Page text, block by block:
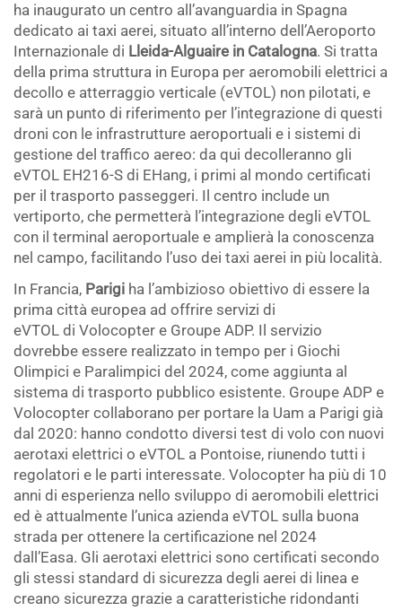
ha inaugurato un centro all’avanguardia in Spagna
dedicato ai taxi aerei, situato all’interno dell’Aeroporto
Internazionale di Lleida-Alguaire in Catalogna. Si tratta
della prima struttura in Europa per aeromobili elettrici a
decollo e atterraggio verticale (eVTOL) non pilotati, e
sarà un punto di riferimento per l’integrazione di questi
droni con le infrastrutture aeroportuali e i sistemi di
gestione del traffico aereo: da qui decolleranno gli
eVTOL EH216-S di EHang, i primi al mondo certificati
per il trasporto passeggeri. Il centro include un
vertiporto, che permetterà l’integrazione degli eVTOL
con il terminal aeroportuale e amplierà la conoscenza
nel campo, facilitando l’uso dei taxi aerei in più località.
In Francia, Parigi ha l’ambizioso obiettivo di essere la
prima città europea ad offrire servizi di
eVTOL di Volocopter e Groupe ADP. Il servizio
dovrebbe essere realizzato in tempo per i Giochi
Olimpici e Paralimpici del 2024, come aggiunta al
sistema di trasporto pubblico esistente. Groupe ADP e
Volocopter collaborano per portare la Uam a Parigi già
dal 2020: hanno condotto diversi test di volo con nuovi
aerotaxi elettrici o eVTOL a Pontoise, riunendo tutti i
regolatori e le parti interessate. Volocopter ha più di 10
anni di esperienza nello sviluppo di aeromobili elettrici
ed è attualmente l’unica azienda eVTOL sulla buona
strada per ottenere la certificazione nel 2024
dall’Easa. Gli aerotaxi elettrici sono certificati secondo
gli stessi standard di sicurezza degli aerei di linea e
creano sicurezza grazie a caratteristiche ridondanti